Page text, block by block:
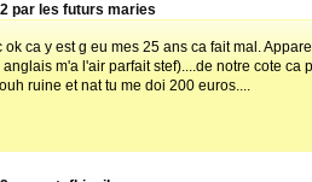
par les futurs maries
ok ca y est g eu mes 25 ans ca fait mal.
m'a l'air parfait stef)....de notre cote ca
ruine et nat tu me doi 200 euros....